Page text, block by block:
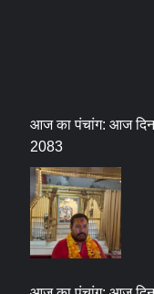
आज का पंचांग: आज
2083